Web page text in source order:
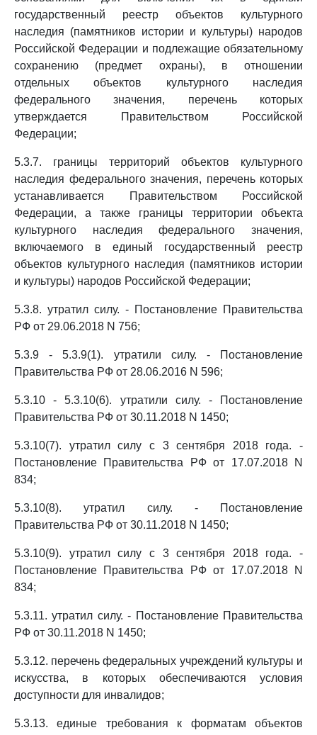
государственный реестр объектов культурного
наследия (памятников истории и культуры) народов
Российской Федерации и подлежащие обязательному
сохранению (предмет охраны), в отношении
отдельных объектов культурного наследия
федерального значения, перечень которых
утверждается Правительством Российской
Федерации;
5.3.7. границы территорий объектов культурного
наследия федерального значения, перечень которых
устанавливается Правительством Российской
Федерации, а также границы территории объекта
культурного наследия федерального значения,
включаемого в единый государственный реестр
объектов культурного наследия (памятников истории
и культуры) народов Российской Федерации;
5.3.8. утратил силу. - Постановление Правительства
РФ от 29.06.2018 N 756;
5.3.9 - 5.3.9(1). утратили силу. - Постановление
Правительства РФ от 28.06.2016 N 596;
5.3.10 - 5.3.10(6). утратили силу. - Постановление
Правительства РФ от 30.11.2018 N 1450;
5.3.10(7). утратил силу с 3 сентября 2018 года. -
Постановление Правительства РФ от 17.07.2018 N
834;
5.3.10(8). утратил силу. - Постановление
Правительства РФ от 30.11.2018 N 1450;
5.3.10(9). утратил силу с 3 сентября 2018 года. -
Постановление Правительства РФ от 17.07.2018 N
834;
5.3.11. утратил силу. - Постановление Правительства
РФ от 30.11.2018 N 1450;
5.3.12. перечень федеральных учреждений культуры и
искусства, в которых обеспечиваются условия
доступности для инвалидов;
5.3.13. единые требования к форматам объектов